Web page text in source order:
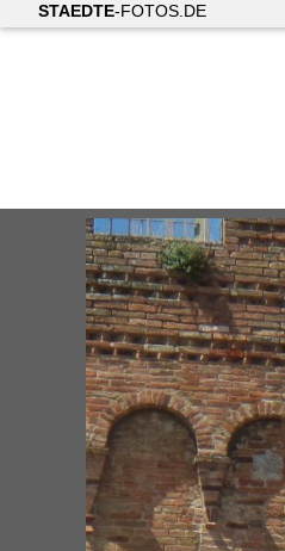
STAEDTE-FOTOS.DE